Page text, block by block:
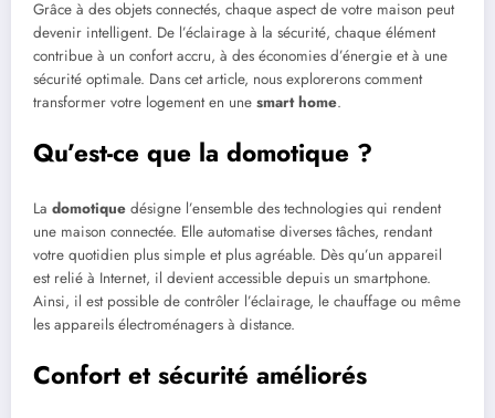
Grâce à des objets connectés, chaque aspect de votre maison peut
devenir intelligent. De l’éclairage à la sécurité, chaque élément
contribue à un confort accru, à des économies d’énergie et à une
sécurité optimale. Dans cet article, nous explorerons comment
transformer votre logement en une smart home.
Qu’est-ce que la domotique ?
La domotique désigne l’ensemble des technologies qui rendent
une maison connectée. Elle automatise diverses tâches, rendant
votre quotidien plus simple et plus agréable. Dès qu’un appareil
est relié à Internet, il devient accessible depuis un smartphone.
Ainsi, il est possible de contrôler l’éclairage, le chauffage ou même
les appareils électroménagers à distance.
Confort et sécurité améliorés